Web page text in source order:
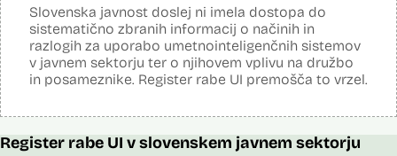
Slovenska javnost doslej ni imela dostopa do
sistematično zbranih informacij o načinih in
razlogih za uporabo umetnointeligenčnih sistemov
v javnem sektorju ter o njihovem vplivu na družbo
in posameznike. Register rabe UI premošča to vrzel.
Register rabe UI v slovenskem javnem sektorju